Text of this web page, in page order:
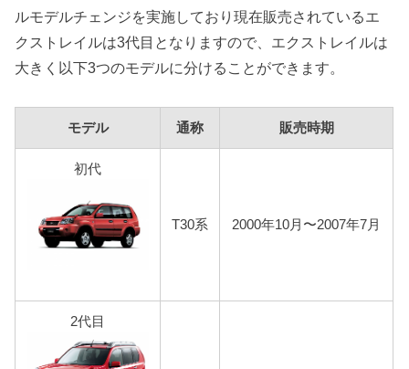
ルモデルチェンジを実施しており現在販売されているエ
クストレイルは3代目となりますので、エクストレイルは
大きく以下3つのモデルに分けることができます。
モデル 通称 販売時期
初代
T30系 2000年10月〜2007年7月
2代目